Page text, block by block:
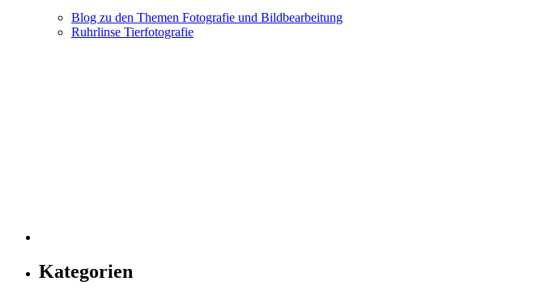
Blog zu den Themen Fotografie und Bildbearbeitung
Ruhrlinse Tierfotografie
Kategorien